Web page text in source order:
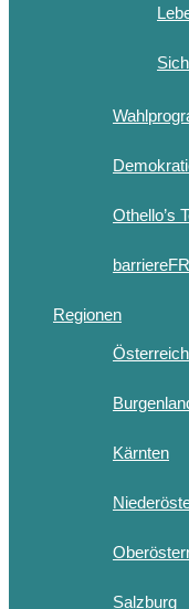
Othello’s
Regionen
Österreich
Kärnten
Salzburg